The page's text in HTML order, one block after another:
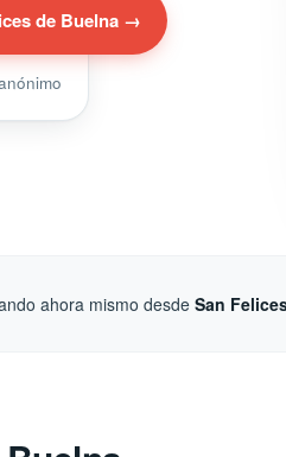
de Buelna →
ahora mismo desdeSan